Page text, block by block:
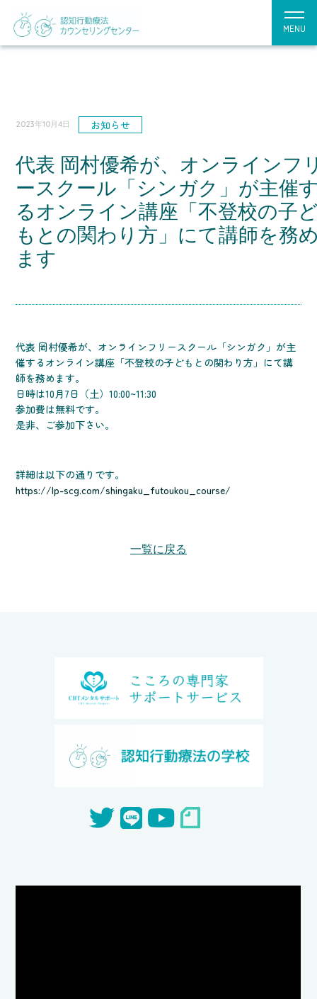
MENU
2023年10月4日 お知らせ
代表 岡村優希が、オンラインフ
ースクール「シンガク」が主催
るオンライン講座「不登校の子
もとの関わり方」にて講師を務
ます
代表 岡村優希が、オンラインフリースクール「シンガク」が主
催するオンライン講座「不登校の子どもとの関わり方」にて講
師を務めます。
日時は10月7日（土）10:00~11:30
参加費は無料です。
是非、ご参加下さい。
詳細は以下の通りです。
https://lp-scg.com/shingaku_futoukou_course/
一覧に戻る